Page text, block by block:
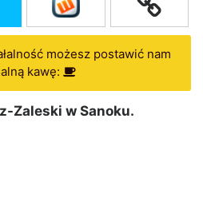
możesz postawić nam
kawę:
Zaleski w Sanoku.